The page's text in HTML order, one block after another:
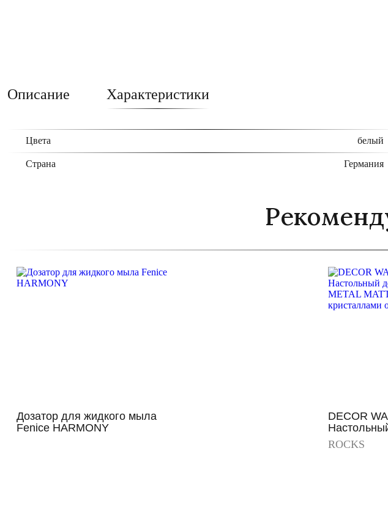
Описание Характеристики
Цвета белый
Страна Германия
Дозатор для жидкого мыла
Fenice HARMONY
DECOR
DARK
MATT с
ROCKS